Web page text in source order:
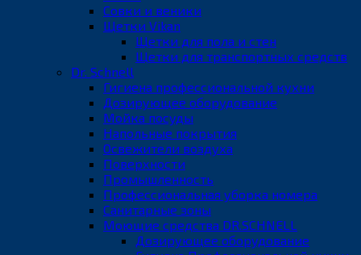
Совки и веники
Щетки Vikan
Щетки для пола и стен
Щетки для транспортных средств
Dr. Schnell
Гигиена профессиональной кухни
Дозирующее оборудование
Мойка посуды
Напольные покрытия
Освежители воздуха
Поверхности
Промышленность
Профессиональная уборка номера
Санитарные зоны
Моющие средства DR.SCHNELL
Дозирующее оборудование